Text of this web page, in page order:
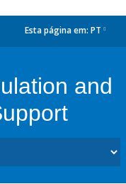
Esta página em: PT
and